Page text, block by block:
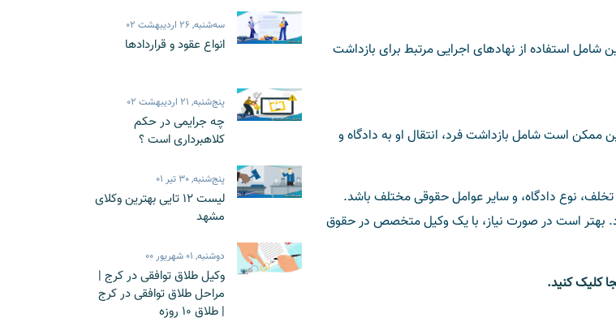
استفاده از نهادهای اجرایی مرتبط برای بازداشت
است شامل بازداشت فرد، انتقال او به دادگاه و
نوع دادگاه، و سایر عوامل حقوقی مختلف باشد.
بهتر است در صورت نیاز، با یک وکیل متخصص در حقوق
کلیک کنید.
سه‌شنبه, 26 اردیبهشت 02
انواع عقود و قراردادها
پنج‌شنبه, 21 اردیبهشت 02
چه جرایمی در حکم
کلاهبرداری است ؟
پنج‌شنبه, 30 تیر 01
لیست 12 تایی بهترین وکلای
مشهد
دوشنبه, 01 شهریور 00
وکیل طلاق توافقی در کرج |
مراحل طلاق توافقی در کرج
| طلاق 10 روزه